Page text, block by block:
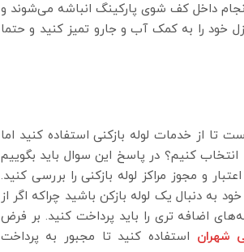
داخل کف شوی پارکینگ انباشه می‌شوند و
خود را به کمک آب و جارو تمیز کنید و حتما
تا از خدمات لوله بازکنی استفاده کنید اما
کنیم؟ در پاسخ این سوال باید بگوییم
و مجوز مراکز لوله بازکنی را بررسی کنید.
به دنبال یک لوله بازکن باشید چراکه اگر از
اضافه تری را باید پرداخت کنید‌. بر فرض
شهران استفاده کنید تا مجبور به پرداخت